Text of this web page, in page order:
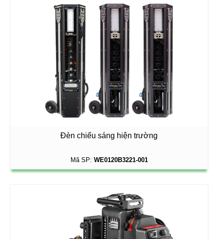
Đèn chiếu sáng hiện trường
Mã SP: WE0120B3221-001